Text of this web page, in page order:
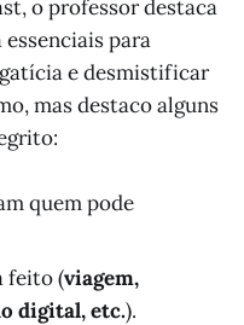
o professor destaca
para
e desmistificar
mas destaco alguns
quem pode
feito (viagem,
digital, etc.).